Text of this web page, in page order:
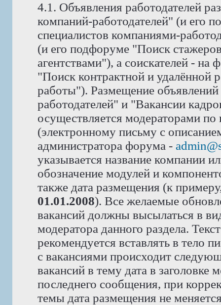
4.1. Объявления работодателей
компаний-работодателей" (и его
специалистов компаниями-
(и его подфоруме "Поиск
агентствами"), а соискателей -
"Поиск контрактной и удалённой
работы"). Размещение
работодателей" и "Вакансии
осуществляется модераторами
(электронному письму с
администратора форума -
указывается название компании
обозначение модулей и
также дата размещения (к
01.01.2008). Все желаемые
вакансий должны высылаться в
модератора данного раздела.
рекомендуется вставлять в тело
с вакансиями происходит
вакансий в тему дата в заголовке
последнего сообщения, при
темы дата размещения не